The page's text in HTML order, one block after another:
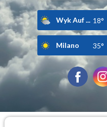
Wyk Auf ... 18°
Milano 35°